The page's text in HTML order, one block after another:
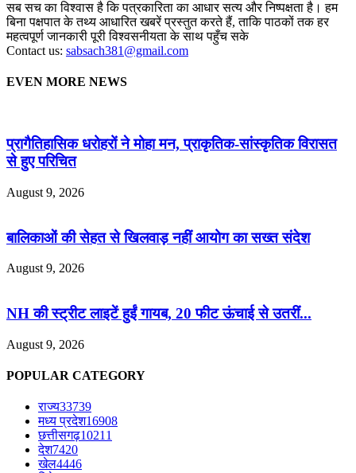
सब सच का विश्वास है कि पत्रकारिता का आधार सत्य और निष्पक्षता है। हम
बिना पक्षपात के तथ्य आधारित खबरें प्रस्तुत करते हैं, ताकि पाठकों तक हर
महत्वपूर्ण जानकारी पूरी विश्वसनीयता के साथ पहुँच सके
Contact us: sabsach381@gmail.com
EVEN MORE NEWS
प्रागैतिहासिक धरोहरों ने मोहा मन, प्राकृतिक-सांस्कृतिक विरासत
से हुए परिचित
August 9, 2026
बालिकाओं की सेहत से खिलवाड़ नहीं आयोग का सख्त संदेश
August 9, 2026
NH की स्ट्रीट लाइटें हुईं गायब, 20 फीट ऊंचाई से उतरीं...
August 9, 2026
POPULAR CATEGORY
राज्य33739
मध्य प्रदेश16908
छत्तीसगढ़10211
देश7420
खेल4446